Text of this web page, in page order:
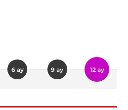
6 ay 9 ay 12 ay